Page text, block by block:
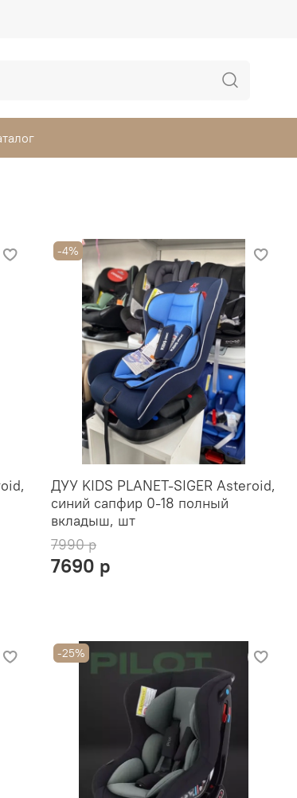
-4%
ДУУ KIDS PLANET-SIGER Asteroid,
синий сапфир 0-18 полный
вкладыш, шт
7990 р
7690 р
-25%